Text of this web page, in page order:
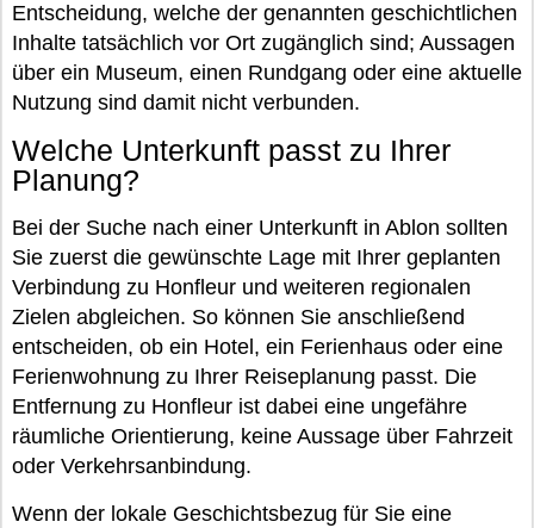
Entscheidung, welche der genannten geschichtlichen
Inhalte tatsächlich vor Ort zugänglich sind; Aussagen
über ein Museum, einen Rundgang oder eine aktuelle
Nutzung sind damit nicht verbunden.
Welche Unterkunft passt zu Ihrer
Planung?
Bei der Suche nach einer Unterkunft in Ablon sollten
Sie zuerst die gewünschte Lage mit Ihrer geplanten
Verbindung zu Honfleur und weiteren regionalen
Zielen abgleichen. So können Sie anschließend
entscheiden, ob ein Hotel, ein Ferienhaus oder eine
Ferienwohnung zu Ihrer Reiseplanung passt. Die
Entfernung zu Honfleur ist dabei eine ungefähre
räumliche Orientierung, keine Aussage über Fahrzeit
oder Verkehrsanbindung.
Wenn der lokale Geschichtsbezug für Sie eine